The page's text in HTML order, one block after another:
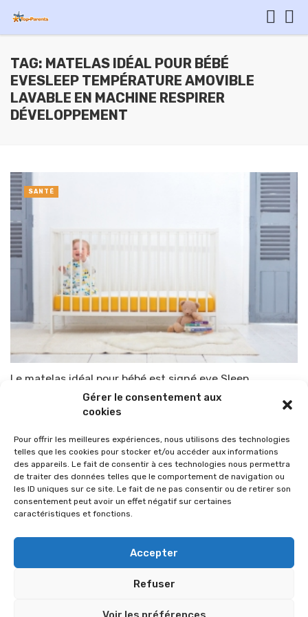
Gérer le consentement aux
cookies
Pour offrir les meilleures expériences, nous utilisons des technologies
telles que les cookies pour stocker et/ou accéder aux informations
des appareils. Le fait de consentir à ces technologies nous permettra
de traiter des données telles que le comportement de navigation ou
les ID uniques sur ce site. Le fait de ne pas consentir ou de retirer son
consentement peut avoir un effet négatif sur certaines
caractéristiques et fonctions.
Accepter
Refuser
TAG: MATELAS IDÉAL POUR BÉBÉ
EVESLEEP TEMPÉRATURE AMOVIBLE
LAVABLE EN MACHINE RESPIRER
DÉVELOPPEMENT
Le matelas idéal pour bébé est signé eve Sleep
TOP-PARENTS 27 juillet 2018
SANTÉ